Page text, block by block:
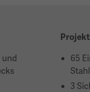
und
65
3